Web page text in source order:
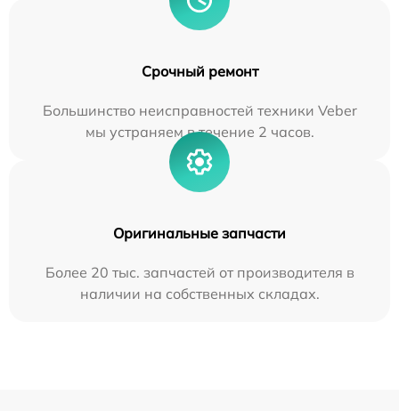
Срочный ремонт
Большинство неисправностей техники Veber
мы устраняем в течение 2 часов.
Оригинальные запчасти
Более 20 тыс. запчастей от производителя в
наличии на собственных складах.